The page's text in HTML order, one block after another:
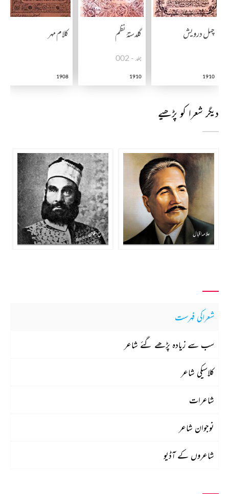
چہل درویش
1910
گلدستۂ نظم
جلد - 002
1910
کلام مہر
1908
دیگر شعرا کو پڑھیے
علامہ اقبال داغؔ دہلوی
شعراکی فہرست
سب سے زیادہ پڑھے گئے شاعر
کلاسیکی شاعر
شاعرات
نوجوان شاعر
شاعروں کے آڈیو